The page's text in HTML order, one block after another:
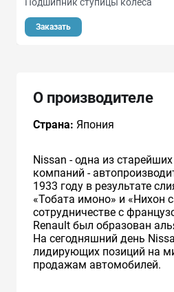
Заказать
О производителе
Страна: Япония
Nissan - одна из
компаний -
1933 году в результате
«Тобата имоно» и «Нихон
сотрудничестве с
Renault был образован
На сегодняшний день
лидирующих позиций на
продажам автомобилей.